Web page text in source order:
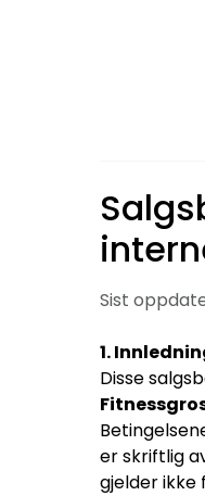
Sist
1.
Disse
er skriftlig
gjelder ikke